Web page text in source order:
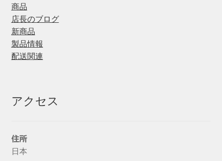
商品
店長のブログ
新商品
製品情報
配送関連
アクセス
住所
日本